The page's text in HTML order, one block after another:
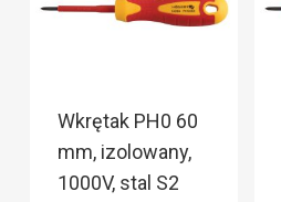
Wkrętak PH0 60
mm, izolowany,
1000V, stal S2